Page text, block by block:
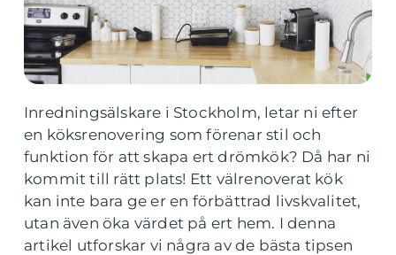
Inredningsälskare i Stockholm, letar ni efter
en köksrenovering som förenar stil och
funktion för att skapa ert drömkök? Då har ni
kommit till rätt plats! Ett välrenoverat kök
kan inte bara ge er en förbättrad livskvalitet,
utan även öka värdet på ert hem. I denna
artikel utforskar vi några av de bästa tipsen